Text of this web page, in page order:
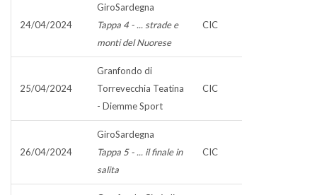
24/04/2024
GiroSardegna
Tappa 4 - ... strade e
monti del Nuorese
CIC
25/04/2024
Granfondo di
Torrevecchia Teatina
- Diemme Sport
CIC
26/04/2024
GiroSardegna
Tappa 5 - ... il finale in
salita
CIC